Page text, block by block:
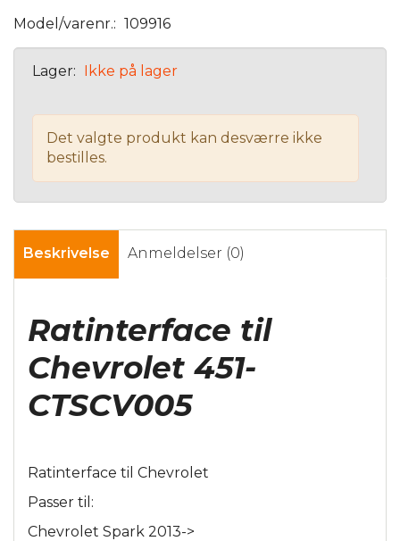
Model/varenr.: 109916
Lager: Ikke på lager
Det valgte produkt kan desværre ikke
bestilles.
Beskrivelse Anmeldelser (0)
Ratinterface til
Chevrolet 451-
CTSCV005
Ratinterface til Chevrolet
Passer til:
Chevrolet Spark 2013->